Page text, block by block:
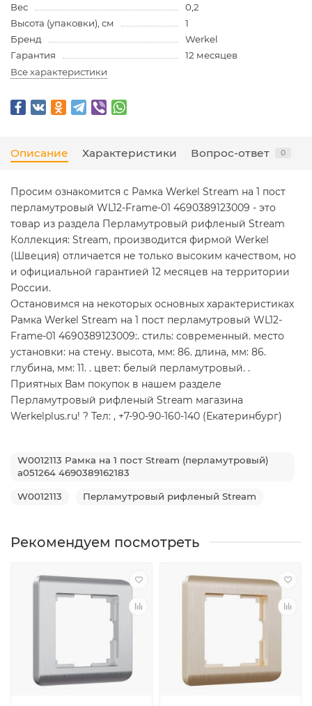
Вес
0,2
Высота (упаковки), см
1
Бренд
Werkel
Гарантия
12 месяцев
Все характеристики
Описание Характеристики Вопрос-ответ 0
Просим ознакомится с Рамка Werkel Stream на 1 пост
перламутровый WL12-Frame-01 4690389123009 - это
товар из раздела Перламутровый рифленый Stream
Коллекция: Stream, производится фирмой Werkel
(Швеция) отличается не только высоким качеством, но
и официальной гарантией 12 месяцев на территории
России.
Остановимся на некоторых основных характеристиках
Рамка Werkel Stream на 1 пост перламутровый WL12-
Frame-01 4690389123009:. стиль: современный. место
установки: на стену. высота, мм: 86. длина, мм: 86.
глубина, мм: 11. . цвет: белый перламутровый. .
Приятных Вам покупок в нашем разделе
Перламутровый рифленый Stream магазина
Werkelplus.ru! ? Тел: , +7-90-90-160-140 (Екатеринбург)
W0012113 Рамка на 1 пост Stream (перламутровый)
a051264 4690389162183
W0012113 Перламутровый рифленый Stream
Рекомендуем посмотреть